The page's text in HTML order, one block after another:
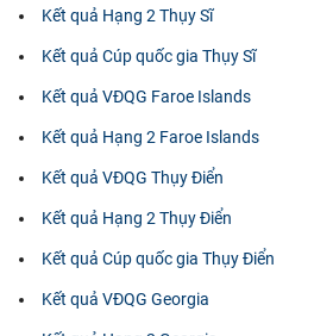
Kết quả Hạng 2 Thụy Sĩ
Kết quả Cúp quốc gia Thụy Sĩ
Kết quả VĐQG Faroe Islands
Kết quả Hạng 2 Faroe Islands
Kết quả VĐQG Thụy Điển
Kết quả Hạng 2 Thụy Điển
Kết quả Cúp quốc gia Thụy Điển
Kết quả VĐQG Georgia